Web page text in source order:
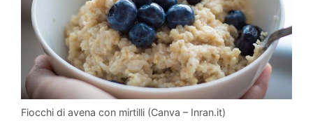
Fiocchi di avena con mirtilli (Canva – Inran.it)